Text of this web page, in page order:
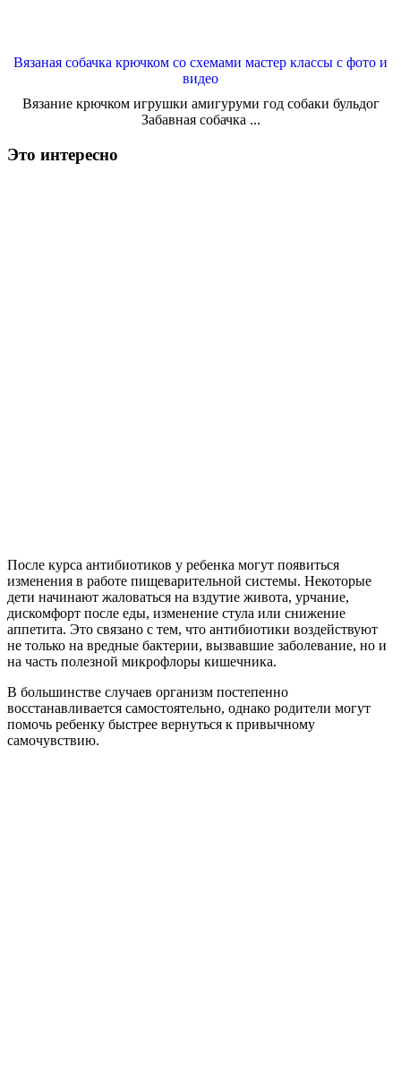
Вязаная собачка крючком со схемами мастер классы с фото и
видео
Вязание крючком игрушки амигуруми год собаки бульдог
Забавная собачка ...
Это интересно
После курса антибиотиков у ребенка могут появиться
изменения в работе пищеварительной системы. Некоторые
дети начинают жаловаться на вздутие живота, урчание,
дискомфорт после еды, изменение стула или снижение
аппетита. Это связано с тем, что антибиотики воздействуют
не только на вредные бактерии, вызвавшие заболевание, но и
на часть полезной микрофлоры кишечника.
В большинстве случаев организм постепенно
восстанавливается самостоятельно, однако родители могут
помочь ребенку быстрее вернуться к привычному
самочувствию.